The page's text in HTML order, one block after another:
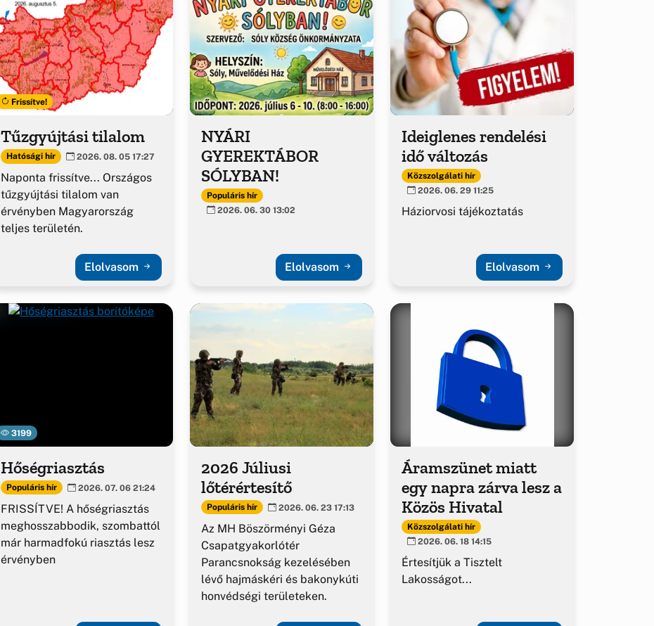
Frissítve!
Tűzgyújtási tilalom
Hatósági hír 2026. 08. 05 17:27
Naponta frissítve... Országos
tűzgyújtási tilalom van
érvényben Magyarország
teljes területén.
Elolvasom
NYÁRI
GYEREKTÁBOR
SÓLYBAN!
Populáris hír
2026. 06. 30 13:02
Elolvasom
Ideiglenes rendelési
idő változás
Közszolgálati hír
2026. 06. 29 11:25
Háziorvosi tájékoztatás
Elolvasom
3199
Hőségriasztás
Populáris hír 2026. 07. 06 21:24
FRISSÍTVE! A hőségriasztás
meghosszabbodik, szombattól
már harmadfokú riasztás lesz
érvényben
2026 Júliusi
lőtérértesítő
Populáris hír 2026. 06. 23 17:13
Az MH Böszörményi Géza
Csapatgyakorlótér
Parancsnokság kezelésében
lévő hajmáskéri és bakonykúti
honvédségi területeken.
Áramszünet miatt
egy napra zárva lesz a
Közös Hivatal
Közszolgálati hír
2026. 06. 18 14:15
Értesítjük a Tisztelt
Lakosságot...